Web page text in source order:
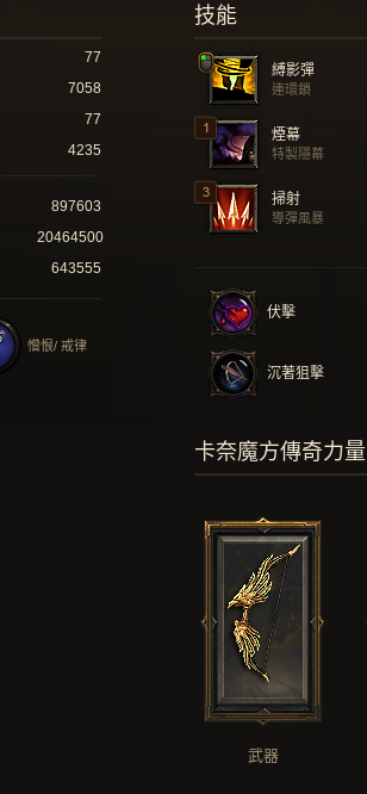
技能
縛影彈
連環鎖
煙幕
特製隱幕
掃射
導彈風暴
伏擊
沉著狙擊
77
7058
77
4235
897603
20464500
643555
憎恨/ 戒律
卡奈魔方傳奇力量
武器